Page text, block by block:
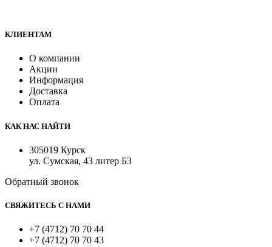
КЛИЕНТАМ
О компании
Акции
Информация
Доставка
Оплата
КАК НАС НАЙТИ
305019 Курск
ул. Сумская, 43 литер Б3
Обратный звонок
СВЯЖИТЕСЬ С НАМИ
+7 (4712) 70 70 44
+7 (4712) 70 70 43